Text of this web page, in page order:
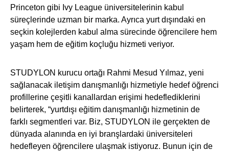
Princeton gibi Ivy League üniversitelerinin kabul
süreçlerinde uzman bir marka. Ayrıca yurt dışındaki en
seçkin kolejlerden kabul alma sürecinde öğrencilere hem
yaşam hem de eğitim koçluğu hizmeti veriyor.
STUDYLON kurucu ortağı Rahmi Mesud Yılmaz, yeni
sağlanacak iletişim danışmanlığı hizmetiyle hedef öğrenci
profillerine çeşitli kanallardan erişimi hedeflediklerini
belirterek, “yurtdışı eğitim danışmanlığı hizmetinin de
farklı segmentleri var. Biz, STUDYLON ile gerçekten de
dünyada alanında en iyi branşlardaki üniversiteleri
hedefleyen öğrencilere ulaşmak istiyoruz. Bunun için de